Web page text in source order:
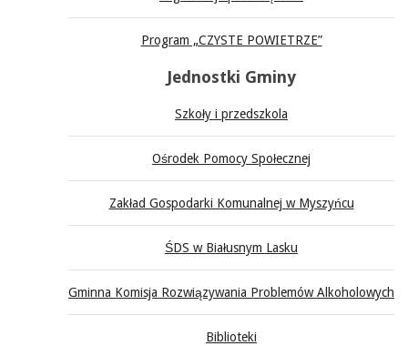
Program „CZYSTE POWIETRZE”
Jednostki Gminy
Szkoły i przedszkola
Ośrodek Pomocy Społecznej
Zakład Gospodarki Komunalnej w Myszyńcu
ŚDS w Białusnym Lasku
Gminna Komisja Rozwiązywania Problemów Alkoholowych
Biblioteki